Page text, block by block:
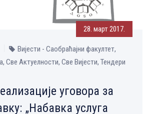
28. март 2017.
Вијести - Саобраћајни факултет,
Све Aктуелности, Све Вијести, Тендери
уговора за
„Набавка услуга